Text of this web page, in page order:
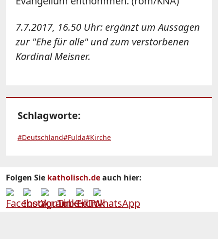
7.7.2017, 16.50 Uhr: ergänzt um Aussagen
zur "Ehe für alle" und zum verstorbenen
Kardinal Meisner.
Schlagworte:
#Deutschland#Fulda#Kirche
Folgen Sie katholisch.deauch hier: